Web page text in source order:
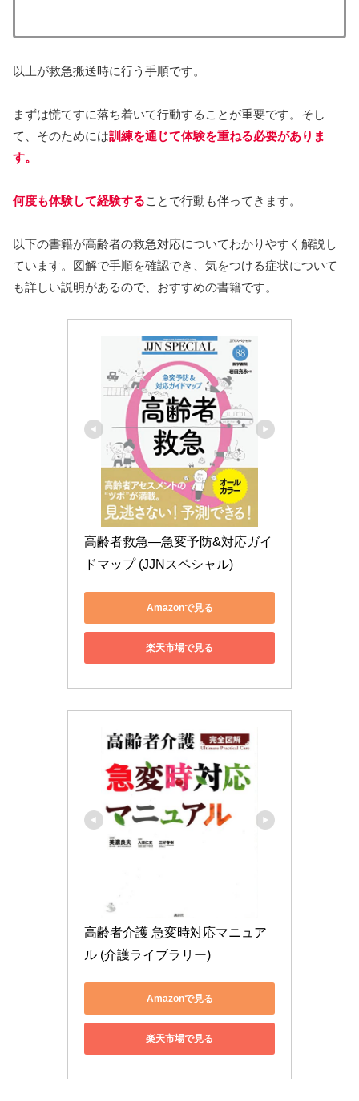
以上が救急搬送時に行う手順です。
まずは慌てすに落ち着いて行動することが重要です。そし
て、そのためには訓練を通じて体験を重ねる必要がありま
す。
何度も体験して経験することで行動も伴ってきます。
以下の書籍が高齢者の救急対応についてわかりやすく解説し
ています。図解で手順を確認でき、気をつける症状について
も詳しい説明があるので、おすすめの書籍です。
高齢者救急―急変予防&対応ガイ
ドマップ (JJNスペシャル)
Amazonで見る
楽天市場で見る
高齢者介護 急変時対応マニュア
ル (介護ライブラリー)
Amazonで見る
楽天市場で見る